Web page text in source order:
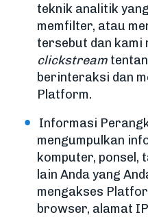
teknik analitik
memfilter, atau
tersebut dan kami
clickstream
berinteraksi dan
Platform.
Informasi
mengumpulkan
komputer, ponsel,
lain Anda yang
mengakses
browser, alamat